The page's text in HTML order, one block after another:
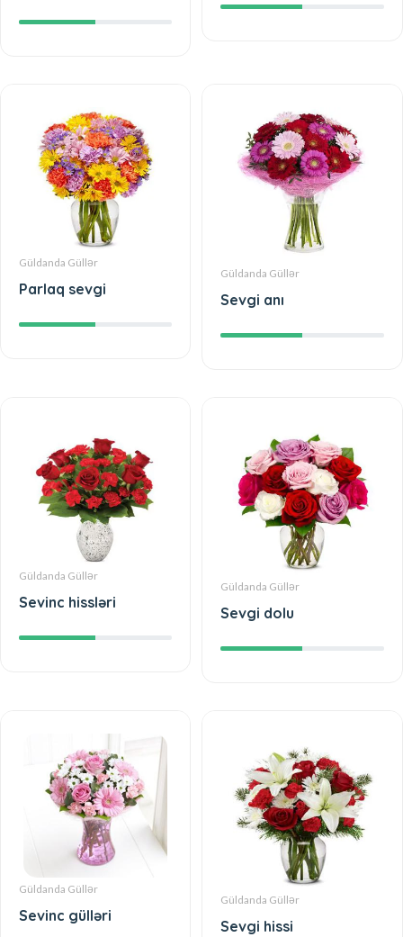
Güldanda Güllər
Parlaq sevgi
Güldanda Güllər
Sevgi anı
Güldanda Güllər
Sevinc hissləri
Güldanda Güllər
Sevgi dolu
Güldanda Güllər
Sevinc gülləri
Güldanda Güllər
Sevgi hissi